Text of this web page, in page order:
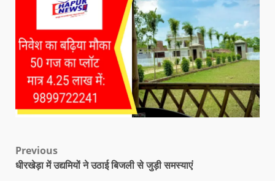
Previous
धीरखेड़ा में उद्यमियों ने उठाई बिजली से जुड़ी समस्याएं